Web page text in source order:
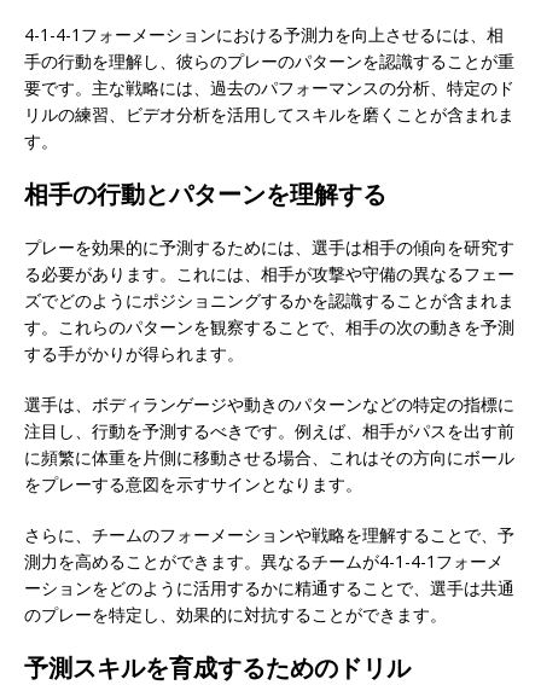
4-1-4-1フォーメーションにおける予測力を向上させるには、相
手の行動を理解し、彼らのプレーのパターンを認識することが重
要です。主な戦略には、過去のパフォーマンスの分析、特定のド
リルの練習、ビデオ分析を活用してスキルを磨くことが含まれま
す。
相手の行動とパターンを理解する
プレーを効果的に予測するためには、選手は相手の傾向を研究す
る必要があります。これには、相手が攻撃や守備の異なるフェー
ズでどのようにポジショニングするかを認識することが含まれま
す。これらのパターンを観察することで、相手の次の動きを予測
する手がかりが得られます。
選手は、ボディランゲージや動きのパターンなどの特定の指標に
注目し、行動を予測するべきです。例えば、相手がパスを出す前
に頻繁に体重を片側に移動させる場合、これはその方向にボール
をプレーする意図を示すサインとなります。
さらに、チームのフォーメーションや戦略を理解することで、予
測力を高めることができます。異なるチームが4-1-4-1フォーメ
ーションをどのように活用するかに精通することで、選手は共通
のプレーを特定し、効果的に対抗することができます。
予測スキルを育成するためのドリル